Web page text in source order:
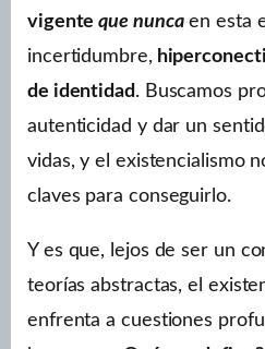
vigente que nuncaen esta
incertidumbre,
de identidad. Buscamos
autenticidad y dar un
vidas, y el existencialismo
claves para conseguirlo.
Y es que, lejos de ser un
teorías abstractas, el
enfrenta a cuestiones